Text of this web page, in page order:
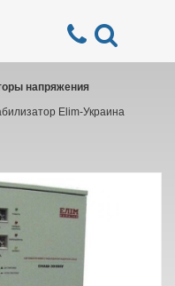
напряжения
Elim-Украина